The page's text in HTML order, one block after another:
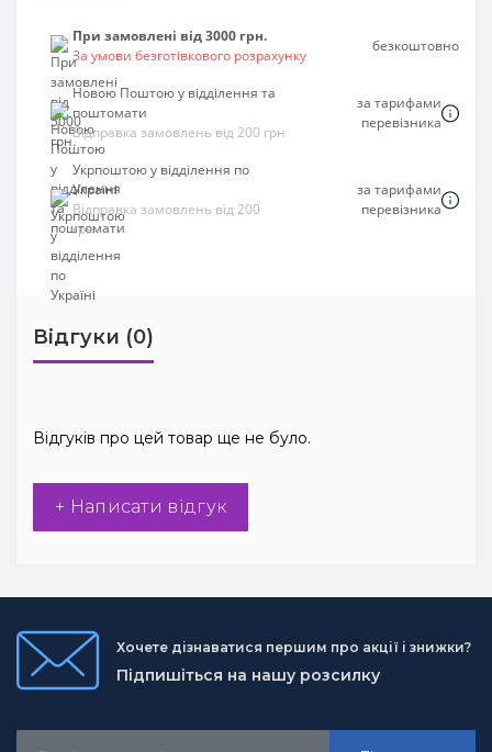
При замовлені від 3000 грн.
За умови безготівкового розрахунку
безкоштовно
Новою Поштою у відділення та
поштомати
Відправка замовлень від 200 грн
за тарифами
перевізника
Укрпоштою у відділення по
Україні
Відправка замовлень від 200
грн
за тарифами
перевізника
Відгуки (0)
Відгуків про цей товар ще не було.
+ Написати відгук
Хочете дізнаватися першим про акції і знижки?
Підпишіться на нашу розсилку